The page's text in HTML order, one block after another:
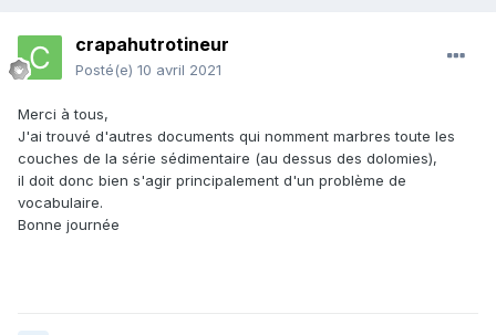
crapahutrotineur
Posté(e) 10 avril 2021
Merci à tous,
J'ai trouvé d'autres documents qui nomment marbres toute les
couches de la série sédimentaire (au dessus des dolomies),
il doit donc bien s'agir principalement d'un problème de
vocabulaire.
Bonne journée